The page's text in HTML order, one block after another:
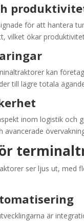
för att hantera
vilket ökar
kan
till lägre totala
inom logistik
avancerade
ser ljus ut, med
är